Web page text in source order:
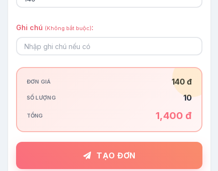
Ghi chú (Không bắt buộc):
ĐƠN GIÁ 140 đ
SỐ LƯỢNG 10
TỔNG 1,400 đ
TẠO ĐƠN